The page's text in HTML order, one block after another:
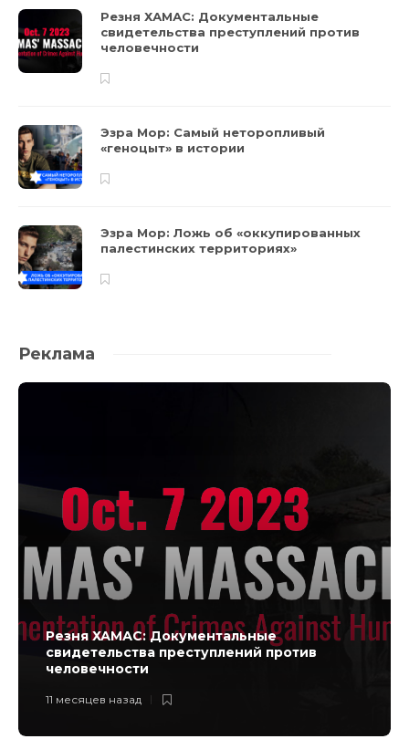
Резня ХАМАС: Документальные
свидетельства преступлений против
человечности
Эзра Мор: Самый неторопливый
«геноцыт» в истории
Эзра Мор: Ложь об «оккупированных
палестинских территориях»
Реклама
Резня ХАМАС: Документальные
свидетельства преступлений против
человечности
11 месяцев назад